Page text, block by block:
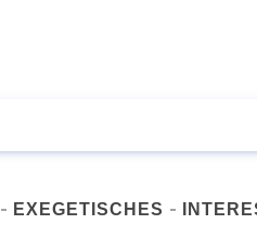
EXEGETISCHES